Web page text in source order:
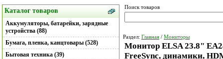
Каталог товаров
Аккумуляторы, батарейки, зарядные
устройства (88)
Бумага, пленка, канцтовары (528)
Бытовая техника (39)
Поиск товаров
Раздел: Главная / Мониторы
Монитор ELSA 23.8"
FreeSync, динамики,